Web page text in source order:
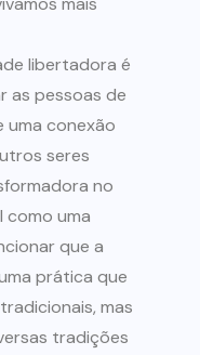
libertadora é
as pessoas de
uma conexão
seres
no
como uma
que a
prática que
mas
tradições